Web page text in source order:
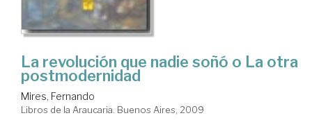
La revolución que nadie soñó o La otra
postmodernidad
Mires, Fernando
Libros de la Araucaria. Buenos Aires, 2009